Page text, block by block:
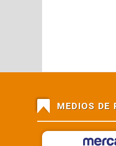
MEDIOS DE